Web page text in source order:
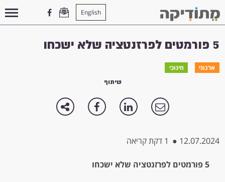
English
עמוד הבית>ארגוני>5 פורמטים לפרזנטציה שלא ישכחו
5 פורמטים לפרזנטציה שלא ישכחו
ארגוני חינוכי
שיתוף
12.07.2024
● 1 דקת קריאה
5 פורמטים לפרזנטציה שלא ישכחו